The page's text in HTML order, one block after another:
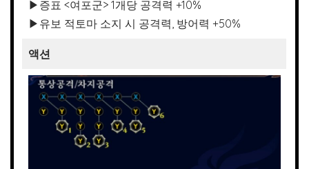
▶증표 <여포군> 1개당 공격력 +10%
▶유보 적토마 소지 시 공격력, 방어력 +50%
액션